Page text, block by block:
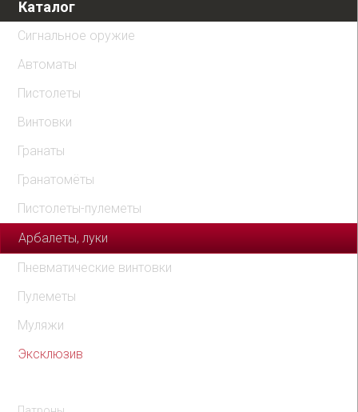
Каталог
Сигнальное оружие
Автоматы
Пистолеты
Винтовки
Гранаты
Гранатомёты
Пистолеты-пулеметы
Арбалеты, луки
Пневматические винтовки
Пулеметы
Муляжи
Эксклюзив